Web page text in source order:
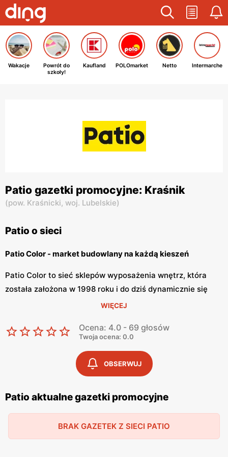
Wakacje
Powrót do
szkoły!
Kaufland POLOmarket Netto Intermarche
Patio gazetki promocyjne: Kraśnik
(pow. Kraśnicki, woj. Lubelskie)
Patio o sieci
Patio Color - market budowlany na każdą kieszeń
Patio Color to sieć sklepów wyposażenia wnętrz, która
została założona w 1998 roku i do dziś dynamicznie się
rozwija. Patio Color stawia na jakość i szybkość obsługi
Firma współpracuje bezpośrednio z producentami
materiałów budowlanych, co sprawia, że asortyment jest
Patio Color - asortyment materiałów budowlanych i
wyposażenia wnętrz
Patio Color to sieć marketów budowlanych, które
posiadają szeroką ofertę produktów potrzebnych do
samodzielnego remontu mieszkania, budowy domu lub
WIĘCEJ
Ocena: 4.0 - 69 głosów
Twoja ocena: 0.0
OBSERWUJ
Patio aktualne gazetki promocyjne
BRAK GAZETEK Z SIECI PATIO